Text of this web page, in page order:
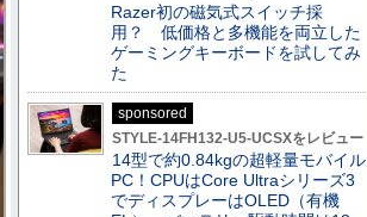
Razer初の磁気式スイッチ採
用？ 低価格と多機能を両立した
ゲーミングキーボードを試してみ
た
sponsored
STYLE-14FH132-U5-UCSXをレビュー
14型で約0.84kgの超軽量モバイル
PC！CPUはCore Ultraシリーズ3
でディスプレーはOLED（有機